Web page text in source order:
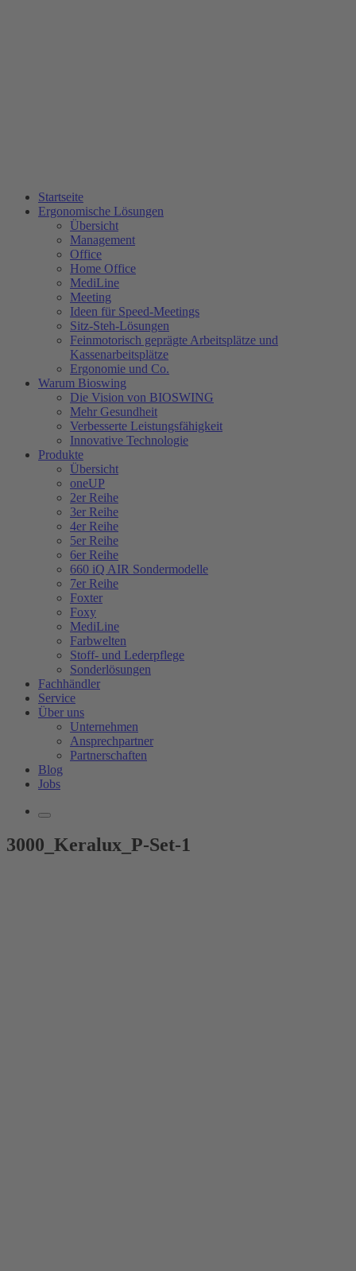
Startseite
Ergonomische Lösungen
Übersicht
Management
Office
Home Office
MediLine
Meeting
Ideen für Speed-Meetings
Sitz-Steh-Lösungen
Feinmotorisch geprägte Arbeitsplätze und
Kassenarbeitsplätze
Ergonomie und Co.
Warum Bioswing
Die Vision von BIOSWING
Mehr Gesundheit
Verbesserte Leistungsfähigkeit
Innovative Technologie
Produkte
Übersicht
oneUP
2er Reihe
3er Reihe
4er Reihe
5er Reihe
6er Reihe
660 iQ AIR Sondermodelle
7er Reihe
Foxter
Foxy
MediLine
Farbwelten
Stoff- und Lederpflege
Sonderlösungen
Fachhändler
Service
Über uns
Unternehmen
Ansprechpartner
Partnerschaften
Blog
Jobs
3000_Keralux_P-Set-1